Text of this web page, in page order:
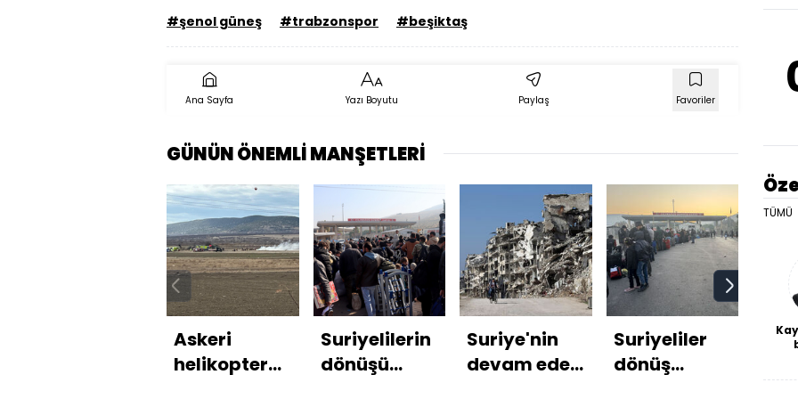
#şenol güneş #trabzonspor #beşiktaş
Ana Sayfa Yazı Boyutu Paylaş Favoriler
GÜNÜN ÖNEMLİ MANŞETLERİ
Askeri
helikopter
Suriyelilerin
dönüşü
Suriye'nin
devam eden
Suriyeliler
dönüş
TÜMÜ